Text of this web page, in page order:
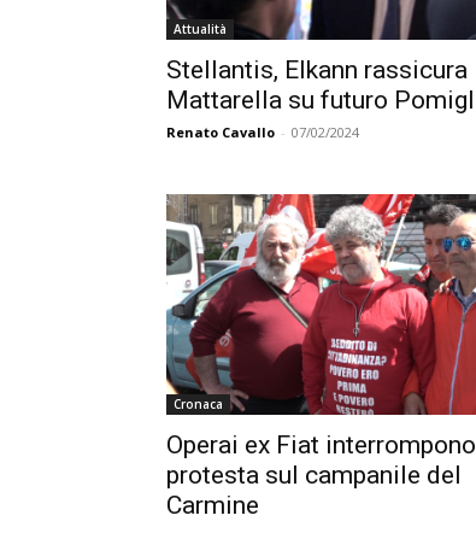
Attualità
Stellantis, Elkann rassicura
Mattarella su futuro
Renato Cavallo - 07/02/2024
Cronaca
Operai ex Fiat interrompono
protesta sul campanile del
Carmine